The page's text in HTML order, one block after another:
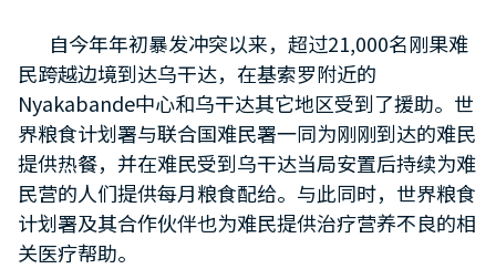
自今年年初暴发冲突以来，超过21,000名刚果难
民跨越边境到达乌干达，在基索罗附近的
Nyakabande中心和乌干达其它地区受到了援助。世
界粮食计划署与联合国难民署一同为刚刚到达的难民
提供热餐，并在难民受到乌干达当局安置后持续为难
民营的人们提供每月粮食配给。与此同时，世界粮食
计划署及其合作伙伴也为难民提供治疗营养不良的相
关医疗帮助。